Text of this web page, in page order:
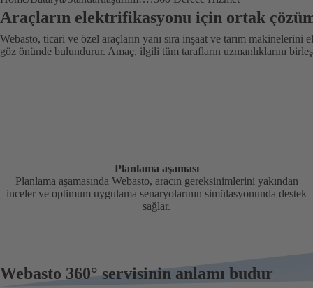
Araçların elektrifikasyonu için ortak
Webasto, ticari ve özel araçların yanı sıra inşaat ve tarım
göz önünde bulundurur. Amaç, ilgili tüm tarafların uzmanlıklarını
Planlama aşaması
Planlama aşamasında Webasto, aracın gereksinimlerini yakından
inceler ve optimum uygulama senaryolarının simülasyonunda destek
sağlar.
Webasto 360° servisinin anlamı budur